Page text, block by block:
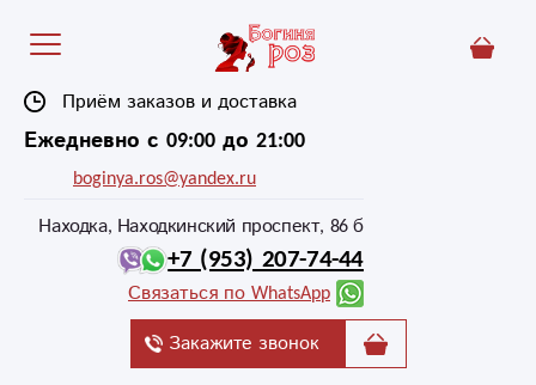
Приём заказов и доставка
Ежедневно с 09:00 до 21:00
boginya.ros@yandex.ru
Находка, Находкинский проспект, 86 б
+7 (953) 207-74-44
Связаться по WhatsApp
Закажите звонок